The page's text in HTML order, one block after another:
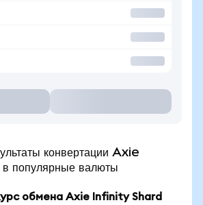
конвертации Axie
популярные валюты
обмена Axie Infinity Shard